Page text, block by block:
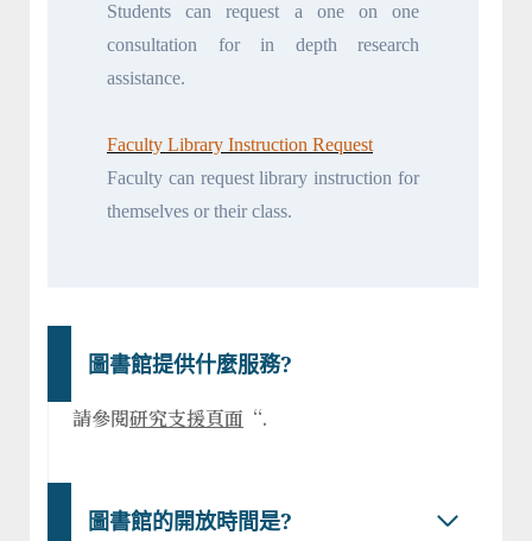
Students can request a one on one
consultation for in depth research
assistance.
Faculty Library Instruction Request
Faculty can request library instruction for
themselves or their class.
圖書館提供什麼服務?
請參閱研究支援頁面 “.
圖書館的開放時間是?